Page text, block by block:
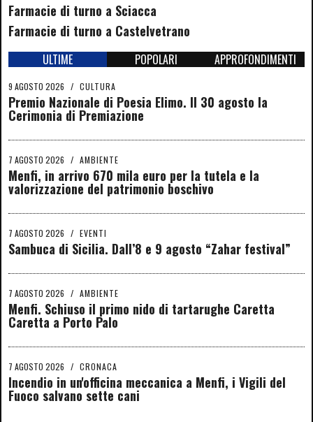
Farmacie di turno a Sciacca
Farmacie di turno a Castelvetrano
ULTIME POPOLARI APPROFONDIMENTI
9 AGOSTO 2026 / CULTURA
Premio Nazionale di Poesia Elimo. Il 30 agosto la
Cerimonia di Premiazione
7 AGOSTO 2026 / AMBIENTE
Menfi, in arrivo 670 mila euro per la tutela e la
valorizzazione del patrimonio boschivo
7 AGOSTO 2026 / EVENTI
Sambuca di Sicilia. Dall’8 e 9 agosto “Zahar festival”
7 AGOSTO 2026 / AMBIENTE
Menfi. Schiuso il primo nido di tartarughe Caretta
Caretta a Porto Palo
7 AGOSTO 2026 / CRONACA
Incendio in un'officina meccanica a Menfi, i Vigili del
Fuoco salvano sette cani